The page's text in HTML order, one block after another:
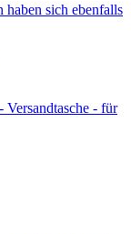
haben sich ebenfalls
Versandtasche - für